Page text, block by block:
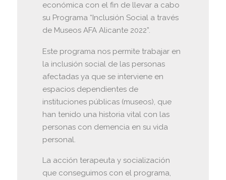
económica con el fin de llevar a cabo
su Programa “Inclusión Social a través
de Museos AFA Alicante 2022”.
Este programa nos permite trabajar en
la inclusión social de las personas
afectadas ya que se interviene en
espacios dependientes de
instituciones públicas (museos), que
han tenido una historia vital con las
personas con demencia en su vida
personal.
La acción terapeuta y socialización
que conseguimos con el programa,